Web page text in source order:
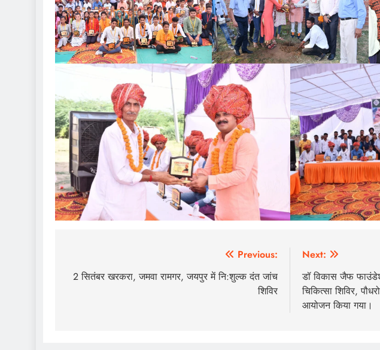
नेविगेशन
Previous:
2 सितंबर खरकरा, जमवा रामगर, जयपुर में नि:शुल्क दंत जांच
शिविर
Next:
डॉ विकास जैफ
चिकित्सा शिविर,
आयोजन किया गया।